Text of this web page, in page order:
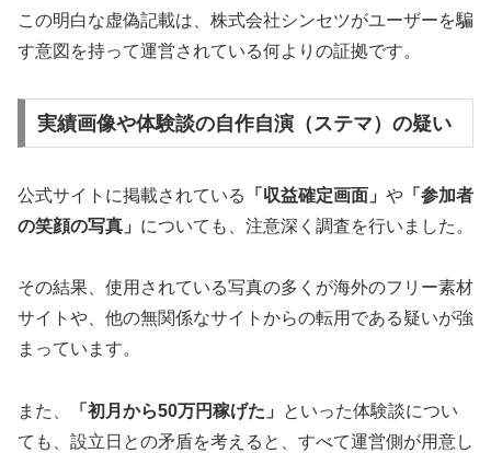
この明白な虚偽記載は、株式会社シンセツがユーザーを騙
す意図を持って運営されている何よりの証拠です。
実績画像や体験談の自作自演（ステマ）の疑い
公式サイトに掲載されている 「収益確定画面」 や 「参加者
の笑顔の写真」 についても、注意深く調査を行いました。
その結果、使用されている写真の多くが海外のフリー素材
サイトや、他の無関係なサイトからの転用である疑いが強
まっています。
また、 「初月から50万円稼げた」
といった体験談につい
ても、設立日との矛盾を考えると、すべて運営側が用意し